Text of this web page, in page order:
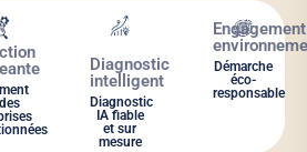
Diagnostic
intelligent
Diagnostic
IA fiable
et sur
mesure
Engagement
Démarche
éco-
responsable